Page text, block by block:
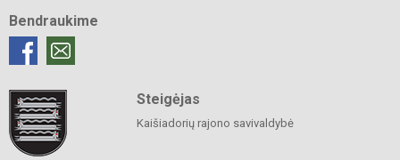
Bendraukime
Steigėjas
Kaišiadorių rajono savivaldybė